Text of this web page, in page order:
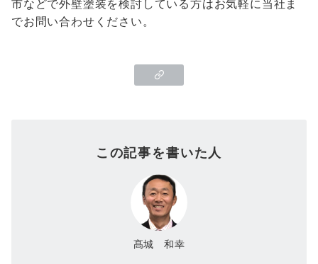
市などで外壁塗装を検討している方はお気軽に当社ま
でお問い合わせください。
この記事を書いた人
髙城 和幸